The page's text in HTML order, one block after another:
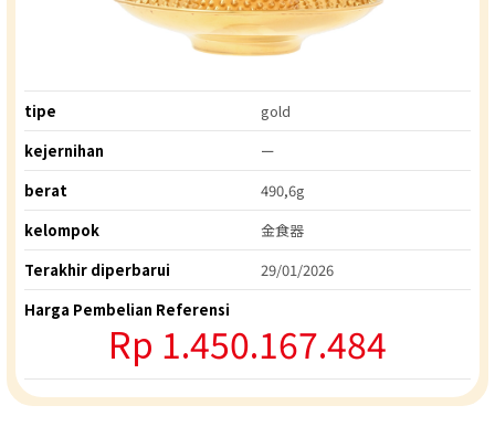
tipe
gold
kejernihan
ー
berat
490,6g
kelompok
金食器
Terakhir diperbarui
29/01/2026
Harga Pembelian Referensi
Rp 1.450.167.484